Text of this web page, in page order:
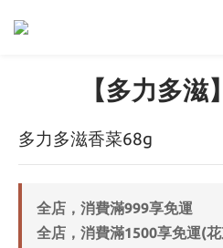
【多力多滋
多力多滋香菜68g
全店，消費滿999享免運
全店，消費滿1500享免運(